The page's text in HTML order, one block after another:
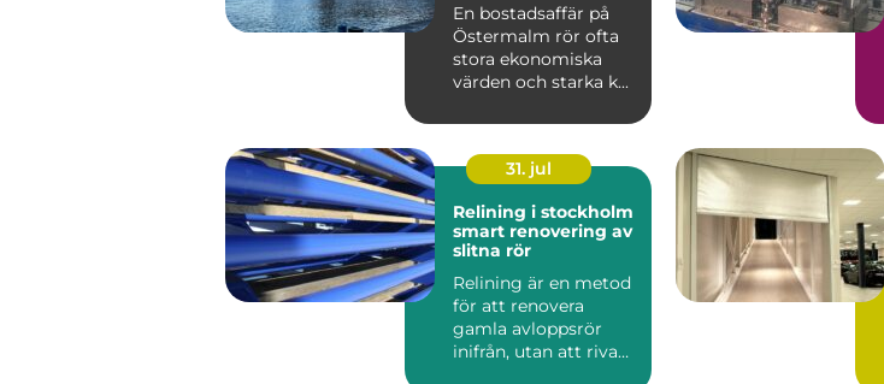
En bostadsaffär på
Östermalm rör ofta
stora ekonomiska
värden och starka k...
31. jul
Relining i stockholm
smart renovering av
slitna rör
Relining är en metod
för att renovera
gamla avloppsrör
inifrån, utan att riva